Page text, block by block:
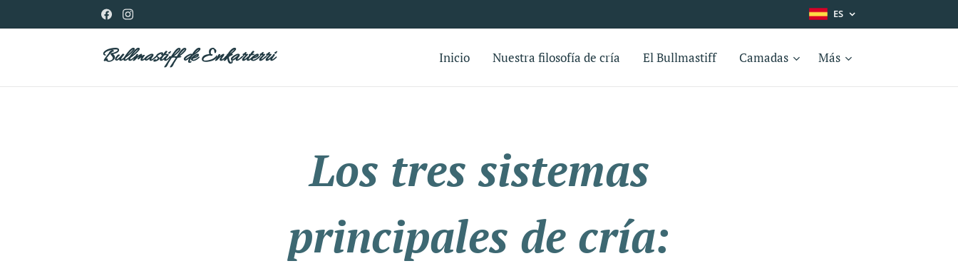
ES
Bullmastiff de Enkarterri Inicio Nuestra filosofía de cría El Bullmastiff Camadas Más
Los tres sistemas
principales de cría: